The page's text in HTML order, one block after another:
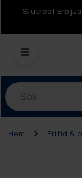
Slutrea!
Produkter
Hem Fritid &